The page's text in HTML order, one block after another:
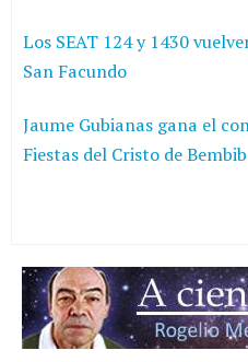
Los SEAT 124 y 1430
San Facundo
Jaume Gubianas gana el
Fiestas del Cristo de